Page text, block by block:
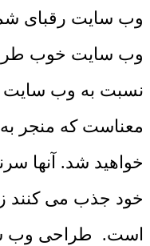
وب سایت رقبای
وب سایت خوب
نسبت به وب سایت
معناست که منجر
خواهید شد. آنها
خود جذب می کنند
است. طراحی وب